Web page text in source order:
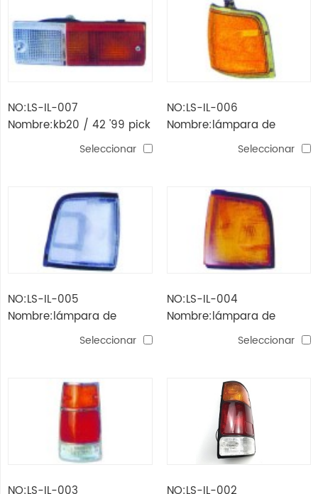
NO:LS-IL-007
Nombre:kb20 / 42 '99 pick
up luz delantera
Seleccionar
NO:LS-IL-006
Nombre:lámpara de
esquina kb20 / 42 '89 pick
Seleccionar
NO:LS-IL-005
Nombre:lámpara de
esquina kb20 / 42 '89 pick
Seleccionar
NO:LS-IL-004
Nombre:lámpara de
esquina kb20 / 42 '89 pick
Seleccionar